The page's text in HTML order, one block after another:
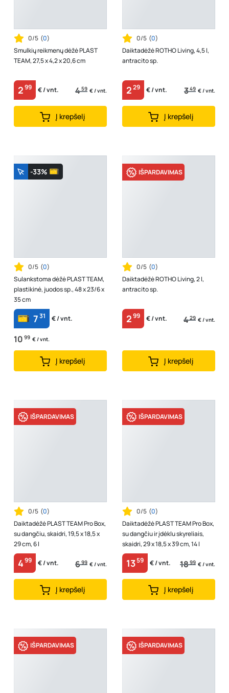
0/5 (0)
Smulkių reikmenų dėžė PLAST
TEAM, 27,5 x 4,2 x 20,6 cm
299 € / vnt. 459 € / vnt.
Į krepšelį
0/5 (0)
Daiktadėžė ROTHO Living, 4,5 l,
antracito sp.
229 € / vnt. 349 € / vnt.
Į krepšelį
-33%
0/5 (0)
Sulankstoma dėžė PLAST TEAM,
plastikinė, juodos sp., 48 x 23/6 x
35 cm
731 € / vnt.
10 99 € / vnt.
Į krepšelį
IŠPARDAVIMAS
0/5 (0)
Daiktadėžė ROTHO Living, 2 l,
antracito sp.
299 € / vnt. 429 € / vnt.
Į krepšelį
IŠPARDAVIMAS
0/5 (0)
Daiktadėžė PLAST TEAM Pro Box,
su dangčiu, skaidri, 19,5 x 18,5 x
29 cm, 6 l
499 € / vnt. 699 € / vnt.
Į krepšelį
IŠPARDAVIMAS
0/5 (0)
Daiktadėžė PLAST TEAM Pro Box,
su dangčiu ir įdėklu skyreliais,
skaidri, 29 x 18,5 x 39 cm, 14 l
1359 € / vnt. 1899 € / vnt.
Į krepšelį
IŠPARDAVIMAS IŠPARDAVIMAS